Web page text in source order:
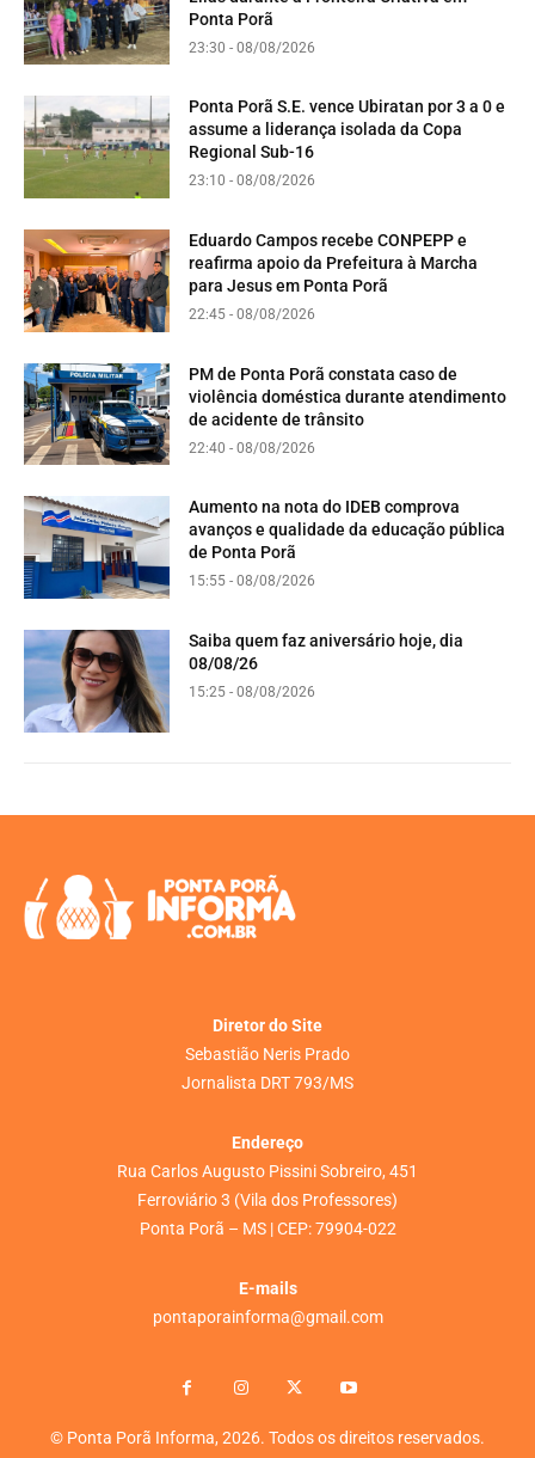
Ponta Porã
23:30 - 08/08/2026
Ponta Porã S.E. vence Ubiratan por 3 a 0 e
assume a liderança isolada da Copa
Regional Sub-16
23:10 - 08/08/2026
Eduardo Campos recebe CONPEPP e
reafirma apoio da Prefeitura à Marcha
para Jesus em Ponta Porã
22:45 - 08/08/2026
PM de Ponta Porã constata caso de
violência doméstica durante atendimento
de acidente de trânsito
22:40 - 08/08/2026
Aumento na nota do IDEB comprova
avanços e qualidade da educação pública
de Ponta Porã
15:55 - 08/08/2026
Saiba quem faz aniversário hoje, dia
08/08/26
15:25 - 08/08/2026
Diretor do Site
Sebastião Neris Prado
Jornalista DRT 793/MS
Endereço
Rua Carlos Augusto Pissini Sobreiro, 451
Ferroviário 3 (Vila dos Professores)
Ponta Porã – MS | CEP: 79904-022
E-mails
pontaporainforma@gmail.com
© Ponta Porã Informa, 2026. Todos os direitos reservados.